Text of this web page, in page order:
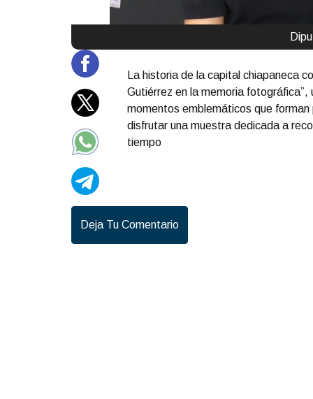
La historia de la capital chiapaneca
Gutiérrez en la memoria
momentos emblemáticos que
disfrutar una muestra dedicada a
tiempo
Deja Tu Comentario
Portada Mayo 25